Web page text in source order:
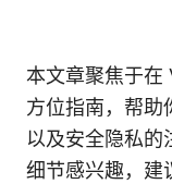
本文章聚焦于在
方位指南，帮助
以及安全隐私的
细节感兴趣，建